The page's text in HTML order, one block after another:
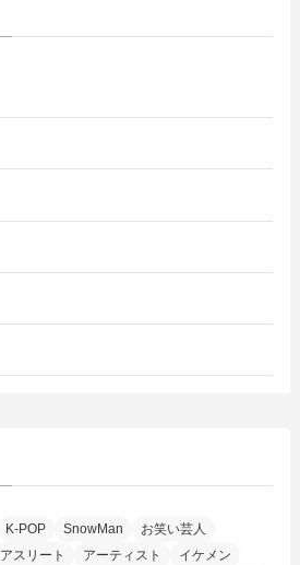
K-POP SnowMan
お笑い芸人
アスリート アーティスト
イケメン